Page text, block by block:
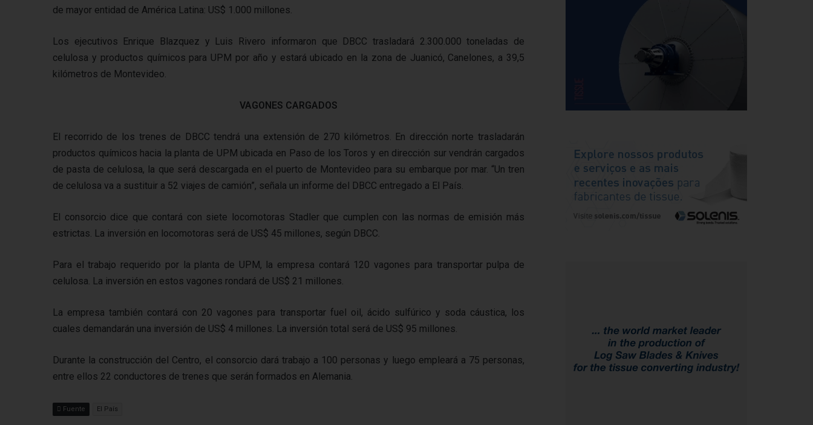
de mayor entidad de América Latina: US$ 1.000 millones.
Los ejecutivos Enrique Blazquez y Luis Rivero informaron que DBCC trasladará 2.300.000 toneladas de
celulosa y productos químicos para UPM por año y estará ubicado en la zona de Juanicó, Canelones, a 39,5
kilómetros de Montevideo.
VAGONES CARGADOS
El recorrido de los trenes de DBCC tendrá una extensión de 270 kilómetros. En dirección norte trasladarán
productos químicos hacia la planta de UPM ubicada en Paso de los Toros y en dirección sur vendrán cargados
de pasta de celulosa, la que será descargada en el puerto de Montevideo para su embarque por mar. “Un tren
de celulosa va a sustituir a 52 viajes de camión”, señala un informe del DBCC entregado a El País.
El consorcio dice que contará con siete locomotoras Stadler que cumplen con las normas de emisión más
estrictas. La inversión en locomotoras será de US$ 45 millones, según DBCC.
Para el trabajo requerido por la planta de UPM, la empresa contará 120 vagones para transportar pulpa de
celulosa. La inversión en estos vagones rondará de US$ 21 millones.
La empresa también contará con 20 vagones para transportar fuel oil, ácido sulfúrico y soda cáustica, los
cuales demandarán una inversión de US$ 4 millones. La inversión total será de US$ 95 millones.
Durante la construcción del Centro, el consorcio dará trabajo a 100 personas y luego empleará a 75 personas,
entre ellos 22 conductores de trenes que serán formados en Alemania.
Fuente El País